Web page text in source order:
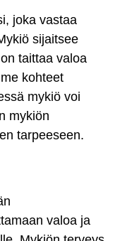
joka vastaa
sijaitsee
taittaa valoa
kohteet
mykiö voi
mykiön
tarpeeseen.
valoa ja